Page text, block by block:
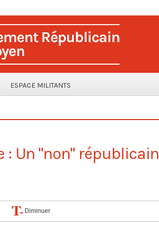
ESPACE MILITANTS
: Un "non" républicain
Diminuer